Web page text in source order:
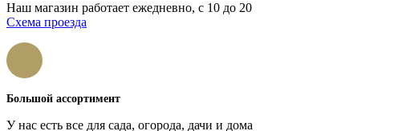
Наш магазин работает ежедневно, с 10 до 20
Схема проезда
Большой ассортимент
У нас есть все для сада, огорода, дачи и дома